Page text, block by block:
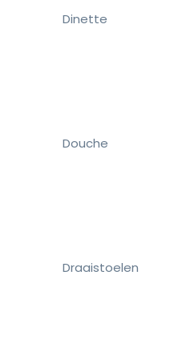
Dinette
Douche
Draaistoelen